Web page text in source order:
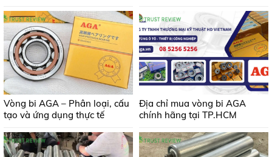
Vòng bi AGA – Phân loại, cấu
tạo và ứng dụng thực tế
Địa chỉ mua vòng bi AGA
chính hãng tại TP.HCM